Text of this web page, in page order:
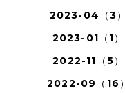
2023-04（3）
2023-01（1）
2022-11（5）
2022-09（16）